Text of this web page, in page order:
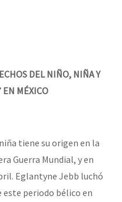
no Estado Espanhol
DEL NIÑO, NIÑA Y
EN MÉXICO
tiene su origen en la
Guerra Mundial, y en
Eglantyne Jebb luchó
este periodo bélico en